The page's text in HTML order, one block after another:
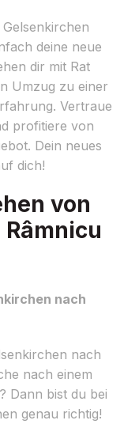
deine neue
dir mit Rat
Umzug zu einer
Vertraue
profitiere von
Dein neues
dich!
von
nach
nach
nach einem
Dann bist du bei
genau richtig!